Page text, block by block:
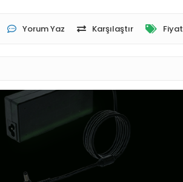
Yorum Yaz Karşılaştır